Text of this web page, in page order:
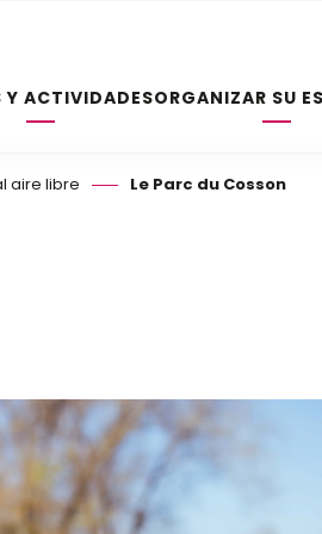
Y ACTIVIDADESORGANIZAR SU
aire libre Le Parc du Cosson